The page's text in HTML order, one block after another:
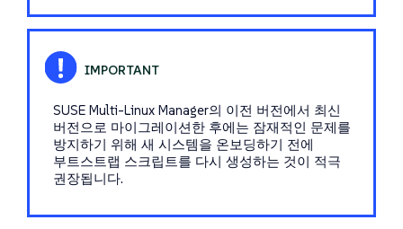
SUSE Multi-Linux Manager의 이전 버전에서 최신
버전으로 마이그레이션한 후에는 잠재적인 문제를
방지하기 위해 새 시스템을 온보딩하기 전에
부트스트랩 스크립트를 다시 생성하는 것이 적극
권장됩니다.